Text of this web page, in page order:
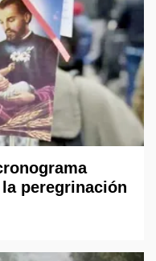
peregrinación